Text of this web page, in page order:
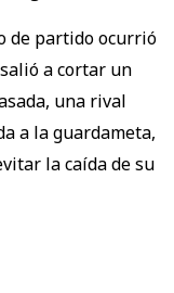
de partido ocurrió
salió a cortar un
una rival
a la guardameta,
la caída de su